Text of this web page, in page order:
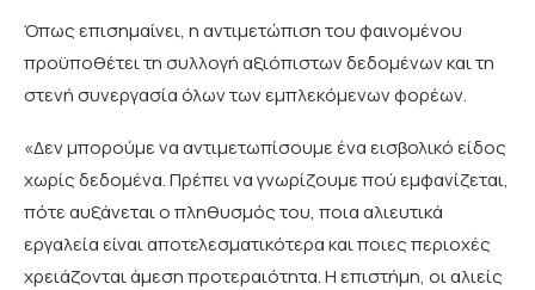
Όπως επισημαίνει, η αντιμετώπιση του φαινομένου
προϋποθέτει τη συλλογή αξιόπιστων δεδομένων και τη
στενή συνεργασία όλων των εμπλεκόμενων φορέων.
«Δεν μπορούμε να αντιμετωπίσουμε ένα εισβολικό είδος
χωρίς δεδομένα. Πρέπει να γνωρίζουμε πού εμφανίζεται,
πότε αυξάνεται ο πληθυσμός του, ποια αλιευτικά
εργαλεία είναι αποτελεσματικότερα και ποιες περιοχές
χρειάζονται άμεση προτεραιότητα. Η επιστήμη, οι αλιείς